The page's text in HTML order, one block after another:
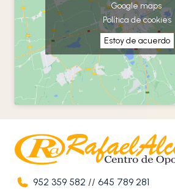
Google maps
Política de cookies
Estoy de acuerdo
952 359 582 //645 789 281